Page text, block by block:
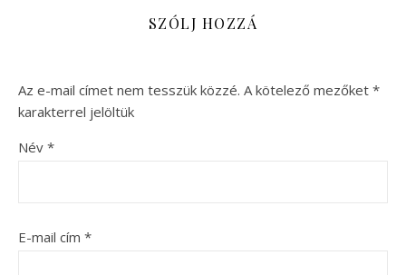
SZÓLJ HOZZÁ
Az e-mail címet nem tesszük közzé. A kötelező mezőket *
karakterrel jelöltük
Név *
E-mail cím *